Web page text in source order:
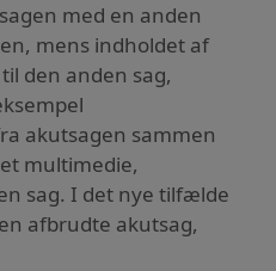
med en anden
mens indholdet af
den anden sag,
akutsagen sammen
multimedie,
sag. I det nye tilfælde
afbrudte akutsag,